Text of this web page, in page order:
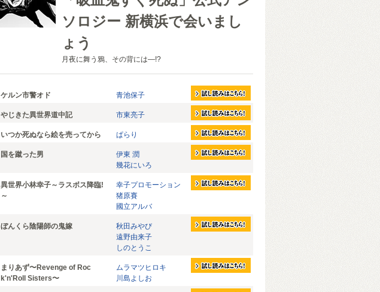
ソロジー 新横浜で会いまし
ょう
月夜に舞う鴉、その背には―!?
ケルン市警オド 青池保子
やじきた異世界道中記 市東亮子
いつか死ぬなら絵を売ってから ぱらり
国を蹴った男
伊東 潤
幾花にいろ
異世界小林幸子～ラスボス降臨!
～
幸子プロモーション
猪原賽
國立アルバ
ぼんくら陰陽師の鬼嫁
秋田みやび
遠野由来子
しのとうこ
まりあず〜Revenge of Roc
k'n'Roll Sisters〜
ムラマツヒロキ
川島よしお